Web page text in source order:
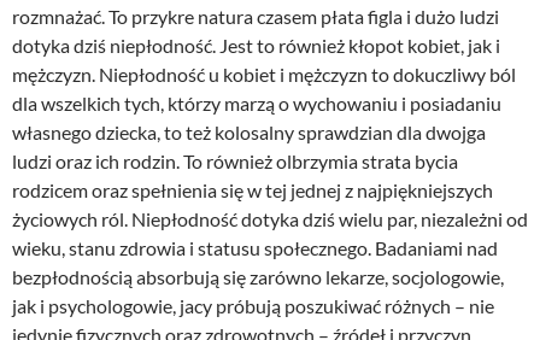
rozmnażać. To przykre natura czasem płata figla i dużo ludzi
dotyka dziś niepłodność. Jest to również kłopot kobiet, jak i
mężczyzn. Niepłodność u kobiet i mężczyzn to dokuczliwy ból
dla wszelkich tych, którzy marzą o wychowaniu i posiadaniu
własnego dziecka, to też kolosalny sprawdzian dla dwojga
ludzi oraz ich rodzin. To również olbrzymia strata bycia
rodzicem oraz spełnienia się w tej jednej z najpiękniejszych
życiowych ról. Niepłodność dotyka dziś wielu par, niezależni od
wieku, stanu zdrowia i statusu społecznego. Badaniami nad
bezpłodnością absorbują się zarówno lekarze, socjologowie,
jak i psychologowie, jacy próbują poszukiwać różnych – nie
jedynie fizycznych oraz zdrowotnych – źródeł i przyczyn